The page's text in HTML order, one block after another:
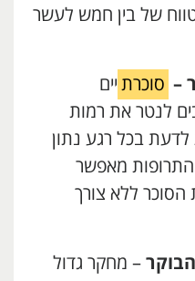
של בין חמש לעשר
– סוכרת יים
לנטר את רמות
בכל רגע נתון
התרופות מאפשר
הסוכר ללא צורך
– מחקר גדול